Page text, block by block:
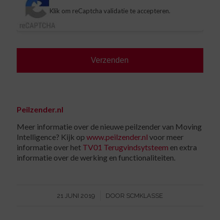
Klik om reCaptcha validatie te accepteren.
Peilzender.nl
Meer informatie over de nieuwe peilzender van Moving
Intelligence? Kijk op www.peilzender.nl voor meer
informatie over het TV01 Terugvindsytsteem en extra
informatie over de werking en functionaliteiten.
21 JUNI 2019
/ DOOR SCMKLASSE